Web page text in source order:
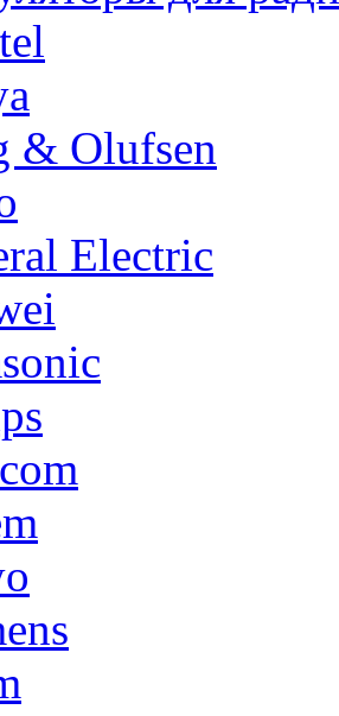
& Olufsen
Electric